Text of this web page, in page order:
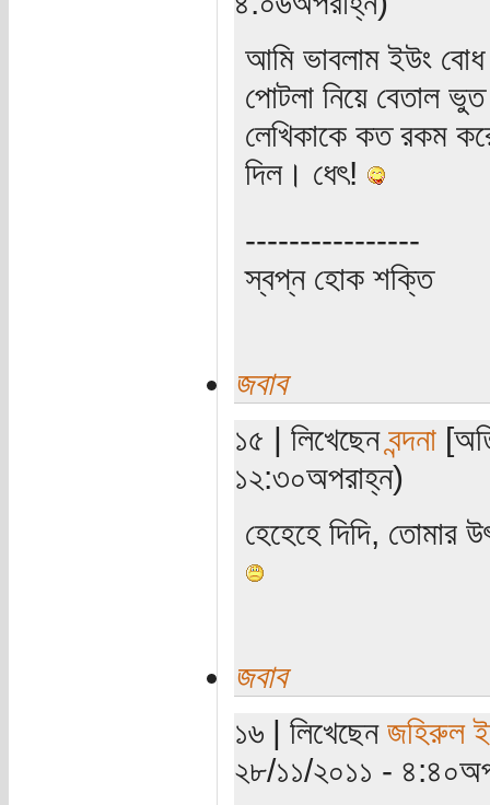
আমি ভাবলাম ইউং বোধ
পোটলা নিয়ে বেতাল
লেখিকাকে কত রকম
দিল। ধেৎ!
----------------
স্বপ্ন হোক শক্তি
জবাব
১৫ | লিখেছেনবন্দনা
১২:৩০অপরাহ্ন)
হেহেহে দিদি, তোমার
জবাব
১৬ | লিখেছেন জহিরুল
২৮/১১/২০১১ -